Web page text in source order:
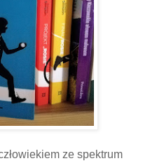
ze spektrum